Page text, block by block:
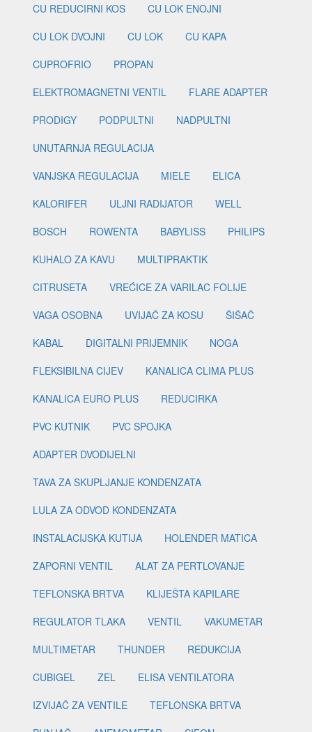
CU REDUCIRNI KOS
CU LOK ENOJNI
CU LOK DVOJNI
CU LOK
CU KAPA
CUPROFRIO
PROPAN
ELEKTROMAGNETNI VENTIL
FLARE ADAPTER
PRODIGY
PODPULTNI
NADPULTNI
UNUTARNJA REGULACIJA
VANJSKA REGULACIJA
MIELE
ELICA
KALORIFER
ULJNI RADIJATOR
WELL
BOSCH
ROWENTA BABYLISS
PHILIPS
KUHALO ZA KAVU
MULTIPRAKTIK
CITRUSETA
VREĆICE ZA VARILAC FOLIJE
VAGA OSOBNA
UVIJAČ ZA KOSU
ŠIŠAČ
KABAL
DIGITALNI PRIJEMNIK
NOGA
FLEKSIBILNA CIJEV
KANALICA CLIMA PLUS
KANALICA EURO PLUS
REDUCIRKA
PVC KUTNIK
PVC SPOJKA
ADAPTER DVODIJELNI
TAVA ZA SKUPLJANJE KONDENZATA
LULA ZA ODVOD KONDENZATA
INSTALACIJSKA KUTIJA
HOLENDER MATICA
ZAPORNI VENTIL
ALAT ZA PERTLOVANJE
TEFLONSKA BRTVA
KLIJEŠTA KAPILARE
REGULATOR TLAKA
VENTIL
VAKUMETAR
MULTIMETAR
THUNDER
REDUKCIJA
CUBIGEL
ZEL
ELISA VENTILATORA
IZVIJAČ ZA VENTILE
TEFLONSKA BRTVA